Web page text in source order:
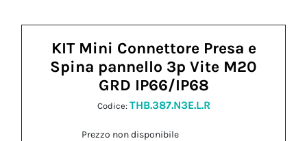
KIT Mini Connettore Presa e
Spina pannello 3p Vite M20
GRD IP66/IP68
Codice: THB.387.N3E.L.R
Prezzo non disponibile